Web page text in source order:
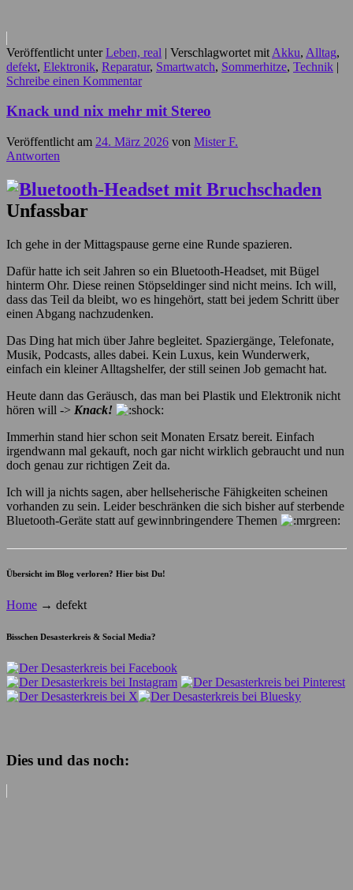
Veröffentlicht unter Leben, real | Verschlagwortet mit Akku, Alltag,
defekt, Elektronik, Reparatur, Smartwatch, Sommerhitze, Technik |
Schreibe einen Kommentar
Knack und nix mehr mit Stereo
Veröffentlicht am 24. März 2026 von Mister F.
Antworten
Unfassbar
Ich gehe in der Mittagspause gerne eine Runde spazieren.
Dafür hatte ich seit Jahren so ein Bluetooth-Headset, mit Bügel
hinterm Ohr. Diese reinen Stöpseldinger sind nicht meins. Ich will,
dass das Teil da bleibt, wo es hingehört, statt bei jedem Schritt über
einen Abgang nachzudenken.
Das Ding hat mich über Jahre begleitet. Spaziergänge, Telefonate,
Musik, Podcasts, alles dabei. Kein Luxus, kein Wunderwerk,
einfach ein kleiner Alltagshelfer, der still seinen Job gemacht hat.
Heute dann das Geräusch, das man bei Plastik und Elektronik nicht
hören will -> Knack!
Immerhin stand hier schon seit Monaten Ersatz bereit. Einfach
irgendwann mal gekauft, noch gar nicht wirklich gebraucht und nun
doch genau zur richtigen Zeit da.
Ich will ja nichts sagen, aber hellseherische Fähigkeiten scheinen
vorhanden zu sein. Leider beschränken die sich bisher auf sterbende
Bluetooth-Geräte statt auf gewinnbringendere Themen
Übersicht im Blog verloren? Hier bist Du!
Home → defekt
Bisschen Desasterkreis & Social Media?
Dies und das noch: